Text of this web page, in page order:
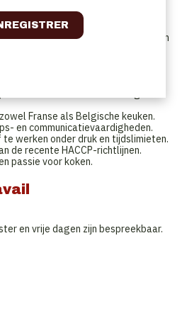
keukenactiviteiten, inclusief
gerechten en presentatietechnieken
Franse als Belgische keuken.
en communicatievaardigheden.
werken onder druk en tijdslimieten.
de recente HACCP-richtlijnen.
passie voor koken.
en vrije dagen zijn bespreekbaar.